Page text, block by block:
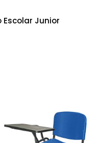
Escolar Junior